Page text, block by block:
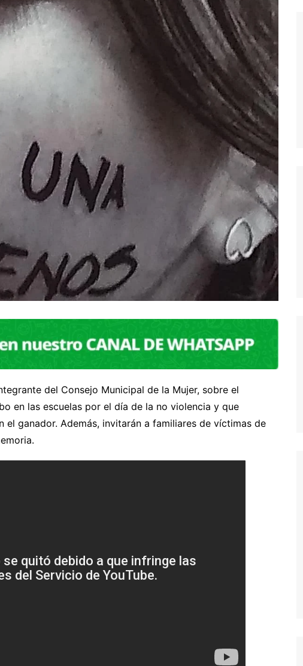
del Consejo Municipal de la Mujer, sobre el
en las escuelas por el día de la no violencia y que
el ganador. Además, invitarán a familiares de víctimas de